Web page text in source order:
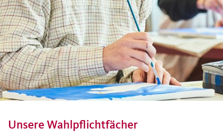
Unsere Wahlpflichtfächer